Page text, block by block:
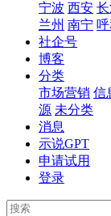
宁波 西安
兰州 南宁
社企号
博客
分类
市场营销 信
源 未分类
消息
示说GPT
申请试用
登录